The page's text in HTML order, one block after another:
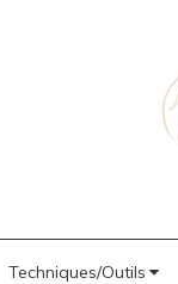
Techniques/Outils